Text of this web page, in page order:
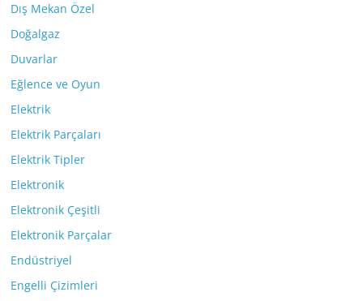
Dış Mekan Özel
Doğalgaz
Duvarlar
Eğlence ve Oyun
Elektrik
Elektrik Parçaları
Elektrik Tipler
Elektronik
Elektronik Çeşitli
Elektronik Parçalar
Endüstriyel
Engelli Çizimleri